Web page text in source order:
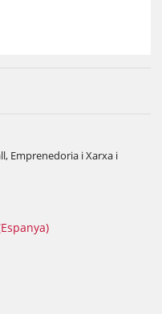
Emprenedoria i Xarxa i